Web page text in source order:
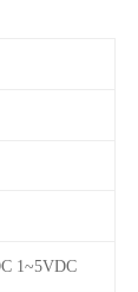
1~5VDC